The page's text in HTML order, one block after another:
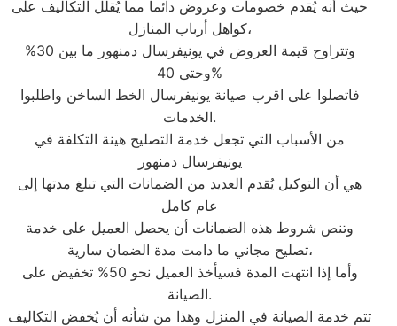
حيث أنه يُقدم خصومات وعروض دائما مما يُقلل التكاليف على
كواهل أرباب المنازل،
وتتراوح قيمة العروض في يونيفرسال دمنهور ما بين 30%
وحتى 40%
فاتصلوا على اقرب صيانة يونيفرسال الخط الساخن واطلبوا
الخدمات.
من الأسباب التي تجعل خدمة التصليح هينة التكلفة في
يونيفرسال دمنهور
هي أن التوكيل يُقدم العديد من الضمانات التي تبلغ مدتها إلى
عام كامل
وتنص شروط هذه الضمانات أن يحصل العميل على خدمة
تصليح مجاني ما دامت مدة الضمان سارية،
وأما إذا انتهت المدة فسيأخذ العميل نحو 50% تخفيض على
الصيانة.
تتم خدمة الصيانة في المنزل وهذا من شأنه أن يُخفض التكاليف